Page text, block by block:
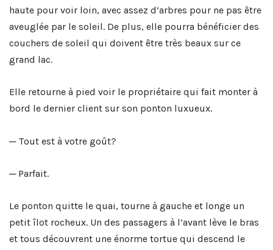
haute pour voir loin, avec assez d’arbres pour ne pas être
aveuglée par le soleil. De plus, elle pourra bénéficier des
couchers de soleil qui doivent être très beaux sur ce
grand lac.
Elle retourne à pied voir le propriétaire qui fait monter à
bord le dernier client sur son ponton luxueux.
─ Tout est à votre goût?
─ Parfait.
Le ponton quitte le quai, tourne à gauche et longe un
petit îlot rocheux. Un des passagers à l’avant lève le bras
et tous découvrent une énorme tortue qui descend le